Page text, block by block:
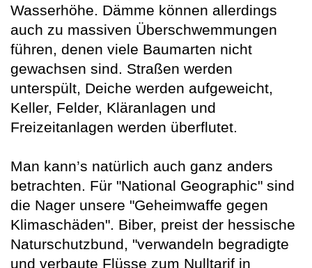
Wasserhöhe. Dämme können allerdings
auch zu massiven Überschwemmungen
führen, denen viele Baumarten nicht
gewachsen sind. Straßen werden
unterspült, Deiche werden aufgeweicht,
Keller, Felder, Kläranlagen und
Freizeitanlagen werden überflutet.
Man kann’s natürlich auch ganz anders
betrachten. Für "National Geographic" sind
die Nager unsere "Geheimwaffe gegen
Klimaschäden". Biber, preist der hessische
Naturschutzbund, "verwandeln begradigte
und verbaute Flüsse zum Nulltarif in